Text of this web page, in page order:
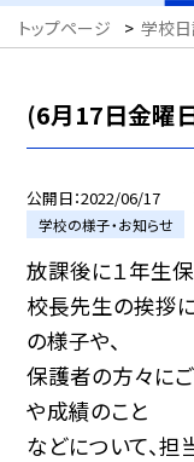
トップページ > 学校
(6月17日金曜
公開日 2022/06/17
学校の様子・お知らせ
放課後に１年生
校長先生の挨拶
の様子や、
保護者の方々に
や成績のこと
などについて、担